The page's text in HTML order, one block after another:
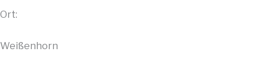
Ort:
Weißenhorn